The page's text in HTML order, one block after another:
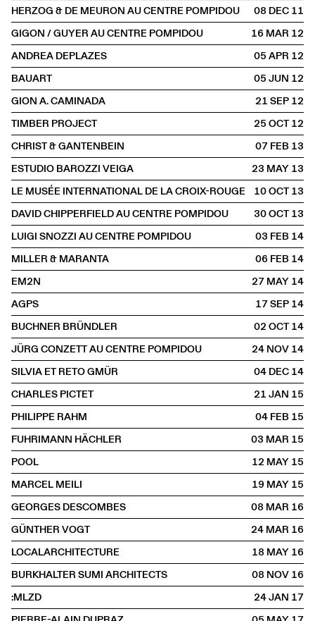
HERZOG & DE MEURON AU CENTRE POMPIDOU
08 DEC2011
GIGON / GUYER AU CENTRE POMPIDOU
16 MAR2012
ANDREA DEPLAZES
05 APR2012
BAUART
05 JUN2012
GION A. CAMINADA
21 SEP2012
TIMBER PROJECT
25 OCT2012
CHRIST & GANTENBEIN
07 FEB2013
ESTUDIO BAROZZI VEIGA
23 MAY2013
LE MUSÉE INTERNATIONAL DE LA CROIX-ROUGE
10 OCT2013
DAVID CHIPPERFIELD AU CENTRE POMPIDOU
30 OCT2013
LUIGI SNOZZI AU CENTRE POMPIDOU
03 FEB2014
MILLER & MARANTA
06 FEB2014
EM2N
27 MAY2014
AGPS
17 SEP2014
BUCHNER BRÜNDLER
02 OCT2014
JÜRG CONZETT AU CENTRE POMPIDOU
24 NOV2014
SILVIA ET RETO GMÜR
04 DEC2014
CHARLES PICTET
21 JAN2015
PHILIPPE RAHM
04 FEB2015
FUHRIMANN HÄCHLER
03 MAR2015
POOL
12 MAY2015
MARCEL MEILI
19 MAY2015
GEORGES DESCOMBES
08 MAR2016
GÜNTHER VOGT
24 MAR2016
LOCALARCHITECTURE
18 MAY2016
BURKHALTER SUMI ARCHITECTS
08 NOV2016
:MLZD
24 JAN2017